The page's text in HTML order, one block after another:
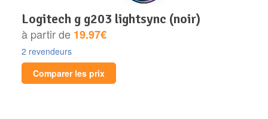
logitech g g203 lightsync (noir)
à partir de 19.97€
2 revendeurs
Comparer les prix